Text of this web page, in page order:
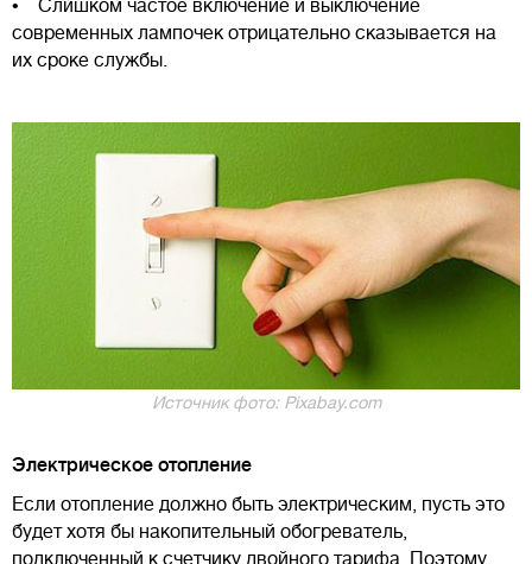
• Слишком частое включение и выключение
современных лампочек отрицательно сказывается на
их сроке службы.
Источник фото: Pixabay.com
Электрическое отопление
Если отопление должно быть электрическим, пусть это
будет хотя бы накопительный обогреватель,
подключенный к счетчику двойного тарифа. Поэтому